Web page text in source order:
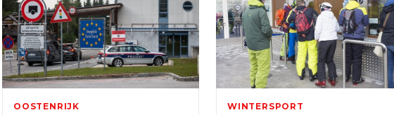
OOSTENRIJK WINTERSPORT